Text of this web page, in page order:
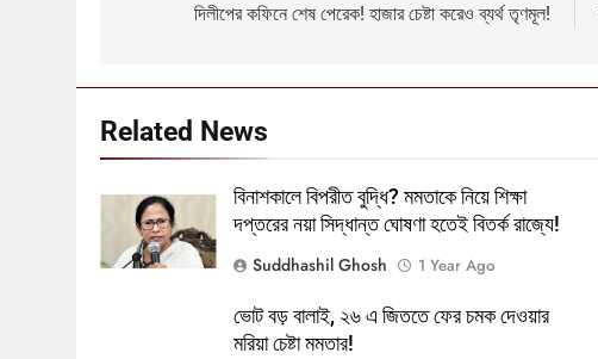
navigation
দিলীপের কফিনে শেষ পেরেক! হাজার চেষ্টা করেও ব্যর্থ তৃণমূল!
Related News
বিনাশকালে বিপরীত বুদ্ধি? মমতাকে নিয়ে শিক্ষা
দপ্তরের নয়া সিদ্ধান্ত ঘোষণা হতেই বিতর্ক রাজ্যে!
Suddhashil Ghosh
1 Year Ago
ভোট বড় বালাই, ২৬ এ জিততে ফের চমক দেওয়ার
মরিয়া চেষ্টা মমতার!
দিশেহারা হয়ে নির্লজ্জ হুমকি পাকিস্তানের!
আন্তর্জাতিক
শেষ পর্যন্ত বাংলাদেশের সঙ্গে বৈঠক মমতার!
হাঁটে হাড়ি ভেঙে দিলেন শুভেন্দু!
আন্তর্জাতিক কলকাতা
তৃণমূলের খেলা শেষ? কালীগঞ্জের ফলাফলের